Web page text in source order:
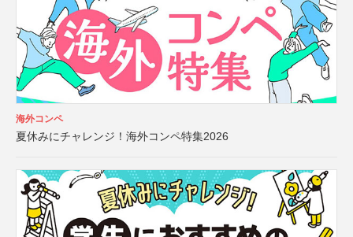
海外コンペ
夏休みにチャレンジ！海外コンペ特集2026